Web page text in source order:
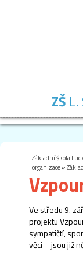
ZŠ
Základní škola
organizace»
Ve středu 9.
projektu
sympatičtí,
věci – jsou již